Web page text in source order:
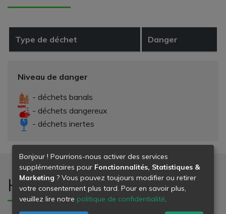
Type de déchet Danger
Niveau de danger
- déchets banals
- déchets dangereux
- déchets inertes
Horaires d'ouverture
Bonjour ! Pourrions-nous activer des services
supplémentaires pour Fonctionnalités, Statistiques &
Marketing ? Vous pouvez toujours modifier ou retirer
votre consentement plus tard. Pour en savoir plus,
veuillez lire notre politique de confidentialité.